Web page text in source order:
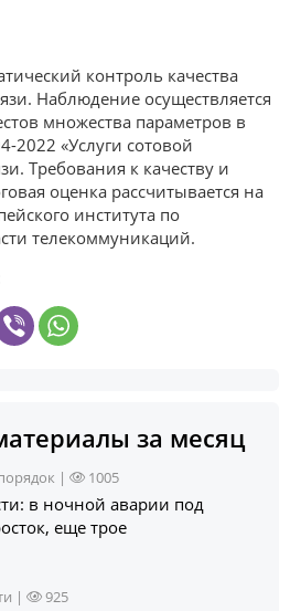
контроль качества
Наблюдение осуществляется
множества параметров в
2022 «Услуги сотовой
Требования к качеству и
оценка рассчитывается на
института по
телекоммуникаций.
за месяц
| 1005
в ночной аварии под
еще трое
| 925